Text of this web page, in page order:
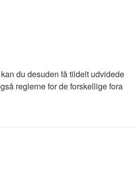
du desuden få tildelt udvidede
reglerne for de forskellige fora